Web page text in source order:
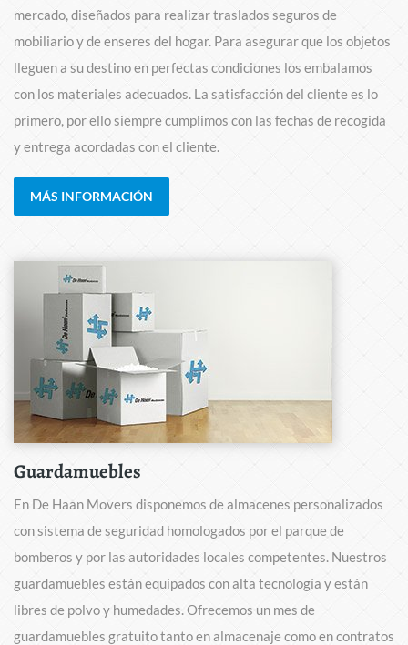
mercado, diseñados para realizar traslados seguros de
mobiliario y de enseres del hogar. Para asegurar que los objetos
lleguen a su destino en perfectas condiciones los embalamos
con los materiales adecuados. La satisfacción del cliente es lo
primero, por ello siempre cumplimos con las fechas de recogida
y entrega acordadas con el cliente.
MÁS INFORMACIÓN
Guardamuebles
En De Haan Movers disponemos de almacenes personalizados
con sistema de seguridad homologados por el parque de
bomberos y por las autoridades locales competentes. Nuestros
guardamuebles están equipados con alta tecnología y están
libres de polvo y humedades. Ofrecemos un mes de
guardamuebles gratuito tanto en almacenaje como en contratos